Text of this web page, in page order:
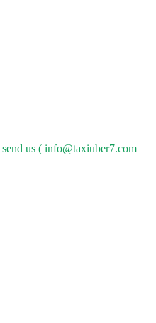
send us ( info@taxiuber7.com